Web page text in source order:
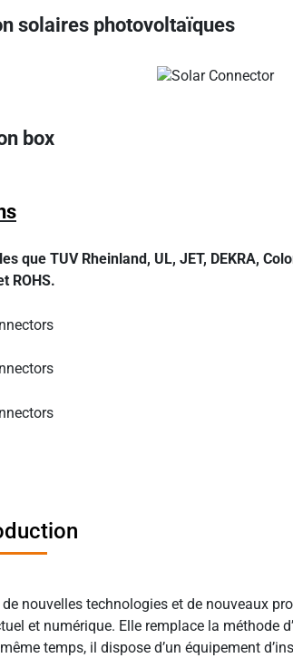
solaires photovoltaïques
TUV Rheinland, UL, JET, DEKRA,
ROHS.
nouvelles technologies et de nouveaux
et numérique. Elle remplace la méthode
temps, il dispose d’un équipement